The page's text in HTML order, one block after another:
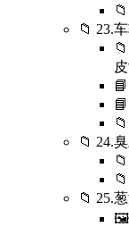
📁 23.
📁 24.
📁 25.
🖼️